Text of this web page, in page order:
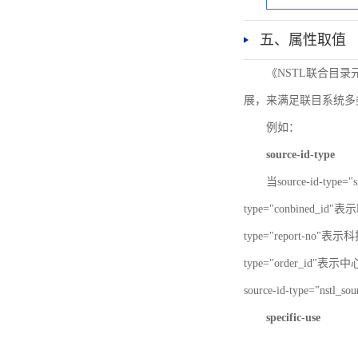
五、属性取值
《NSTL联合目
展，来满足联目系统
例如：
source-id-type
当source-id-
type="conbined_id"表
type="report-no"表示
type="order_id"表示中
source-id-
specific-use